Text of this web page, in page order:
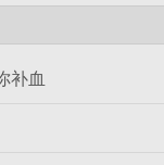
补血